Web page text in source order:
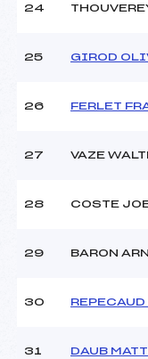
24
25 GIROD
26 FERLET
27 VAZE
28 COSTE
29 BARON
30
31 DAUB